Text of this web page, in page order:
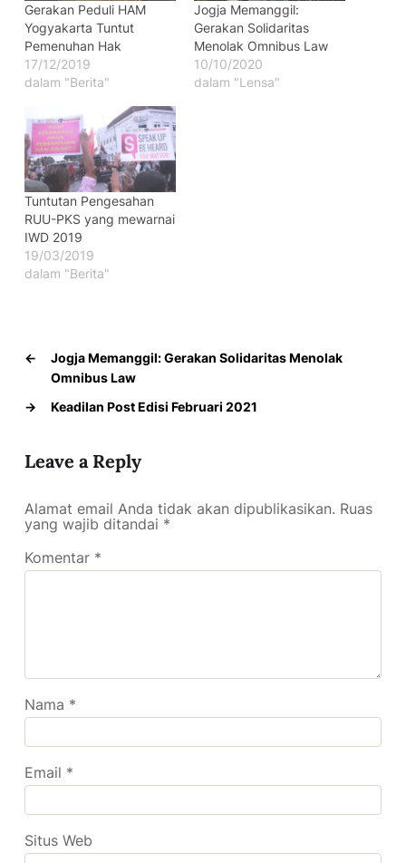
Gerakan Peduli HAM
Yogyakarta Tuntut
Pemenuhan Hak
17/12/2019
dalam "Berita"
Jogja Memanggil:
Gerakan Solidaritas
Menolak Omnibus Law
10/10/2020
dalam "Lensa"
Tuntutan Pengesahan
RUU-PKS yang mewarnai
IWD 2019
19/03/2019
dalam "Berita"
←
Jogja Memanggil: Gerakan Solidaritas Menolak
Omnibus Law
→
Keadilan Post Edisi Februari 2021
Leave a Reply
Alamat email Anda tidak akan dipublikasikan. Ruas
yang wajib ditandai *
Komentar *
Nama *
Email *
Situs Web